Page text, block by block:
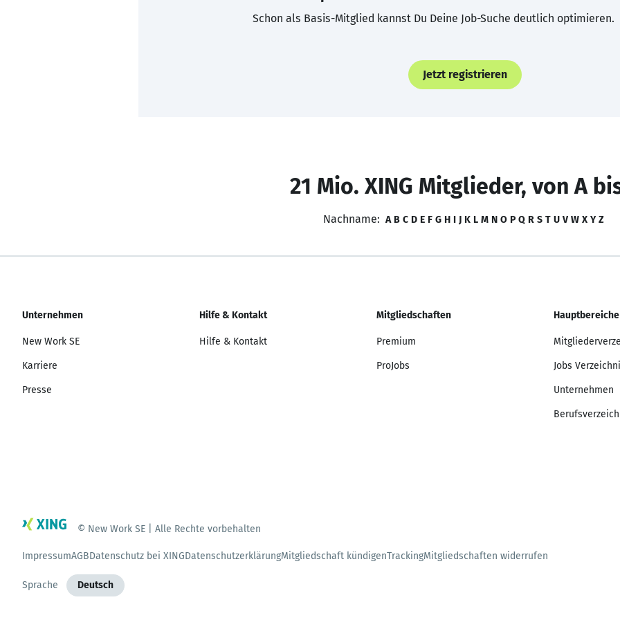
Schon als Basis-Mitglied kannst Du Deine Job-Suche deutlich optimieren.
Jetzt registrieren
21 Mio. XING Mitglieder, von A
Nachname: A B C D E F G H I J K L M N O P Q R S T U V W X Y Z
Unternehmen
New Work SE
Karriere
Presse
Hilfe & Kontakt
Hilfe & Kontakt
Mitgliedschaften
Premium
ProJobs
Hauptbereiche
Jobs
Unternehmen
© New Work SE | Alle Rechte vorbehalten
ImpressumAGBDatenschutz bei XINGDatenschutzerklärungMitgliedschaft kündigenTrackingMitgliedschaften widerrufen
Sprache Deutsch